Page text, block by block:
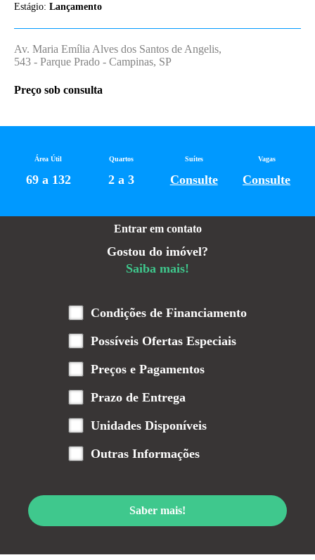
Entrar em contato
Gostou do imóvel?
Saiba mais!
Condições de Financiamento
Possíveis Ofertas Especiais
Preços e Pagamentos
Prazo de Entrega
Unidades Disponíveis
Outras Informações
Saber mais!
Área Útil
69 a 132
Quartos
2 a 3
Suítes
Consulte
Vagas
Consulte
Estágio: Lançamento
Av. Maria Emília Alves dos Santos de Angelis,
543 - Parque Prado - Campinas, SP
Preço sob consulta